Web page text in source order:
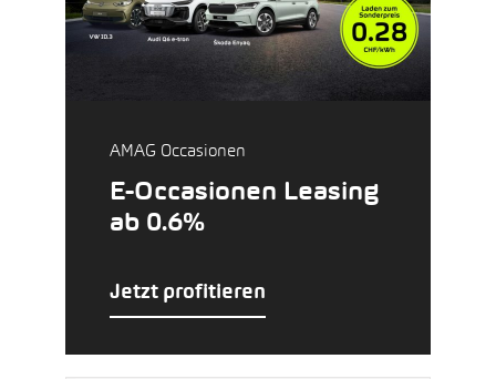
AMAG Occasionen
E-Occasionen Leasing
ab 0.6%
Jetzt profitieren